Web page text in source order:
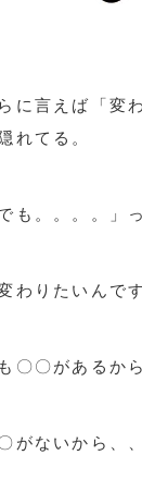
に言えば「変
れてる。
でも。。。。
変わりたいんで
〇〇があるか
がないから、、